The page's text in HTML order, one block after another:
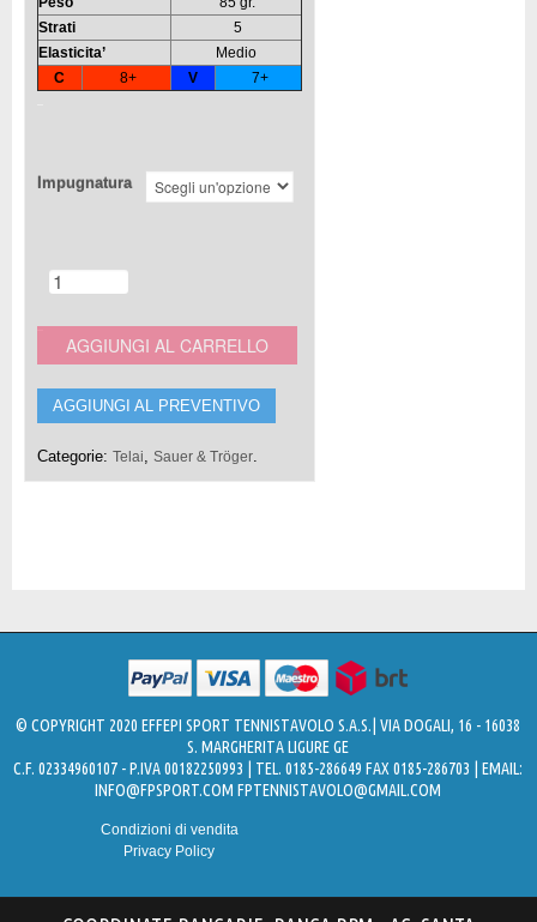
Strati
5
Elasticita’
Medio
C
8+ V 7+
Impugnatura
AGGIUNGI AL CARRELLO
AGGIUNGI AL PREVENTIVO
Categorie: Telai, Sauer & Tröger.
© COPYRIGHT 2020 EFFEPI SPORT TENNISTAVOLO S.A.S.| VIA DOGALI, 16 - 16038
S. MARGHERITA LIGURE GE
C.F. 02334960107 - P.IVA 00182250993 | TEL. 0185-286649 FAX 0185-286703 | EMAIL:
INFO@FPSPORT.COM FPTENNISTAVOLO@GMAIL.COM
Condizioni di vendita
Privacy Policy